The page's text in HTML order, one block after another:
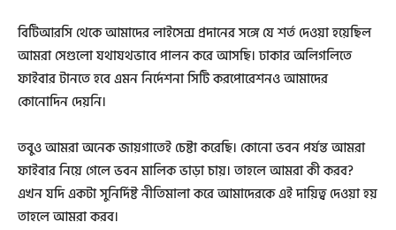
বিটিআরসি থেকে আমাদের লাইসেন্স প্রদানের সঙ্গে যে শর্ত দেওয়া হয়েছিল
আমরা সেগুলো যথাযথভাবে পালন করে আসছি। ঢাকার অলিগলিতে
ফাইবার টানতে হবে এমন নির্দেশনা সিটি করপোরেশনও আমাদের
কোনোদিন দেয়নি।
তবুও আমরা অনেক জায়গাতেই চেষ্টা করেছি। কোনো ভবন পর্যন্ত আমরা
ফাইবার নিয়ে গেলে ভবন মালিক ভাড়া চায়। তাহলে আমরা কী করব?
এখন যদি একটা সুনির্দিষ্ট নীতিমালা করে আমাদেরকে এই দায়িত্ব দেওয়া হয়
তাহলে আমরা করব।